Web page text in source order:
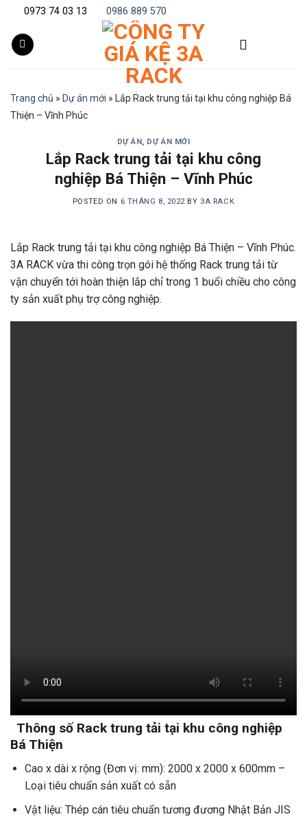
content
0973 74 03 13 0986 889 570
Trang chủ » Dự án mới » Lắp Rack trung tải tại khu công nghiệp Bá
Thiện – Vĩnh Phúc
DỰ ÁN, DỰ ÁN MỚI
Lắp Rack trung tải tại khu công
nghiệp Bá Thiện – Vĩnh Phúc
POSTED ON 6 THÁNG 8, 2022 BY 3A RACK
Lắp Rack trung tải tại khu công nghiệp Bá Thiện – Vĩnh Phúc.
3A RACK vừa thi công trọn gói hệ thống Rack trung tải từ
vận chuyển tới hoàn thiện lắp chỉ trong 1 buổi chiều cho công
ty sản xuất phụ trợ công nghiệp.
Thông số Rack trung tải tại khu công nghiệp
Bá Thiện
Cao x dài x rộng (Đơn vị: mm): 2000 x 2000 x 600mm –
Loại tiêu chuẩn sản xuất có sẵn
Vật liệu: Thép cán tiêu chuẩn tương đương Nhật Bản JIS